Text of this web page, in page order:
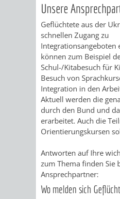
BILDUNG
KINDERBETREUUNG
PROJEKT
"KINDER
SCHULEN
HORTE
Unsere
Geflüchtete aus der
schnellen Zugang zu
Integrationsangeboten
können zum Beispiel
Schul-/Kitabesuch für
Besuch von
Integration in den
Aktuell werden die
durch den Bund und
erarbeitet. Auch die
Orientierungskursen
Antworten auf Ihre
zum Thema finden Sie
Ansprechpartner:
Wo melden sich